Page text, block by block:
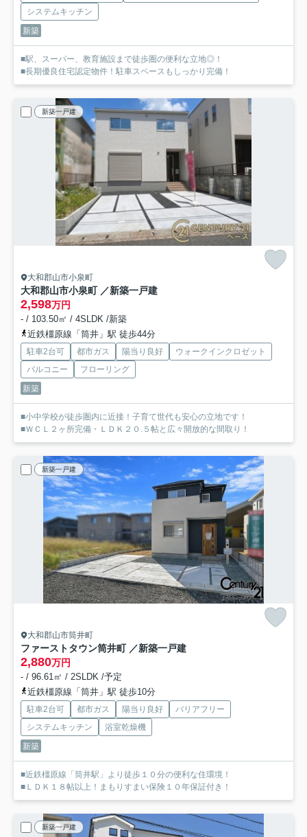
システムキッチン
新築
■駅、スーパー、教育施設まで徒歩圏の便利な立地◎！
■長期優良住宅認定物件！駐車スペースもしっかり完備！
新築一戸建
大和郡山市小泉町
大和郡山市小泉町 ／新築一戸建
2,598万円
- / 103.50㎡ / 4SLDK /新築
近鉄橿原線「筒井」駅 徒歩44分
駐車2台可 都市ガス 陽当り良好
ウォークインクロゼット
バルコニー
フローリング
新築
■小中学校が徒歩圏内に近接！子育て世代も安心の立地です！
■ＷＣＬ２ヶ所完備・ＬＤＫ２０.５帖と広々開放的な間取り！
新築一戸建
大和郡山市筒井町
ファーストタウン筒井町 ／新築一戸建
2,880万円
- / 96.61㎡ / 2SLDK /予定
近鉄橿原線「筒井」駅 徒歩10分
駐車2台可 都市ガス 陽当り良好
バリアフリー
システムキッチン
浴室乾燥機
新築
■近鉄橿原線「筒井駅」より徒歩１０分の便利な住環境！
■ＬＤＫ１８帖以上！まもりすまい保険１０年保証付き！
新築一戸建